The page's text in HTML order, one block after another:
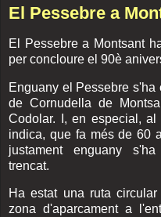
El Pessebre a
El Pessebre a Montsant
per concloure el 90è
Enguany el Pessebre s'ha
de Cornudella de
Codolar. I, en especial,
indica, que fa més de 60
justament enguany
trencat.
Ha estat una ruta
zona d'aparcament a